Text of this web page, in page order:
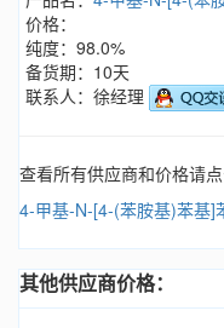
价格：
纯度：98.0%
备货期：10天
联系人：徐经理
查看所有供应商和价格请点
4-甲基-N-[4-(苯胺基)苯基]
其他供应商价格：